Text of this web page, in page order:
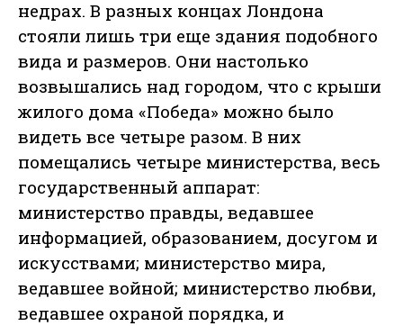
недрах. В разных концах Лондона
стояли лишь три еще здания подобного
вида и размеров. Они настолько
возвышались над городом, что с крыши
жилого дома «Победа» можно было
видеть все четыре разом. В них
помещались четыре министерства, весь
государственный аппарат:
министерство правды, ведавшее
информацией, образованием, досугом и
искусствами; министерство мира,
ведавшее войной; министерство любви,
ведавшее охраной порядка, и